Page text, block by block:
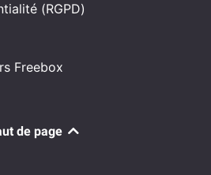
(RGPD)
Freebox
de page